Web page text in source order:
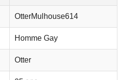
OtterMulhouse614
Homme Gay
Otter